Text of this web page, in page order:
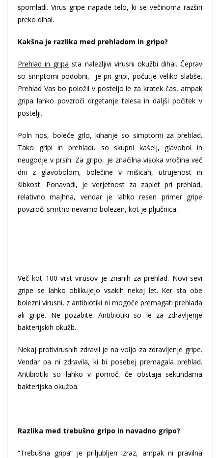
spomladi. Virus gripe napade telo, ki se večinoma razširi
preko dihal.
Kakšna je razlika med prehladom in gripo?
Prehlad in gripa sta nalezljivi virusni okužbi dihal. Čeprav
so simptomi podobni, je pri gripi, počutje veliko slabše.
Prehlad Vas bo položil v posteljo le za kratek čas, ampak
gripa lahko povzroči drgetanje telesa in daljši počitek v
postelji.
Poln nos, boleče grlo, kihanje so simptomi za prehlad.
Tako gripi in prehladu so skupni kašelj, glavobol in
neugodje v prsih. Za gripo, je značilna visoka vročina več
dni z glavobolom, bolečine v mišicah, utrujenost in
šibkost. Ponavadi, je verjetnost za zaplet pri prehlad,
relativno majhna, vendar je lahko resen primer gripe
povzroči smrtno nevarno bolezen, kot je pljučnica.
Več kot 100 vrst virusov je znanih za prehlad. Novi sevi
gripe se lahko oblikujejo vsakih nekaj let. Ker sta obe
bolezni virusni, z antibiotiki ni mogoče premagati prehlada
ali gripe. Ne pozabite: Antibiotiki so le za zdravljenje
bakterijskih okužb.
Nekaj protivirusnih zdravil je na voljo za zdravljenje gripe.
Vendar pa ni zdravila, ki bi posebej premagala prehlad.
Antibiotiki so lahko v pomoč, če obstaja sekundarna
bakterijska okužba.
Razlika med trebušno gripo in navadno gripo?
“Trebušna gripa” je priljubljen izraz, ampak ni pravilna